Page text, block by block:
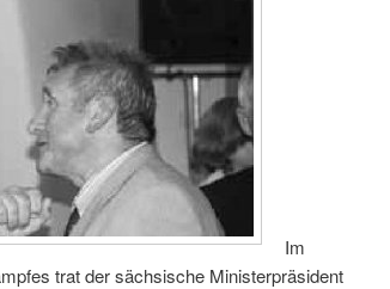
Im
trat der sächsische Ministerpräsident